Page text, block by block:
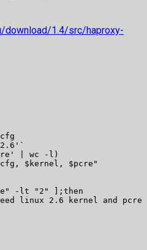
download/1.4/src/haproxy-
| wc -l)
$kernel, $pcre"
-lt "2" ];then
linux 2.6 kernel and